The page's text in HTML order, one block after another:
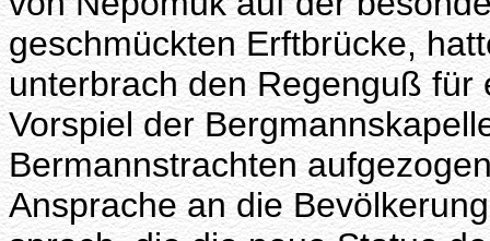
geschmückten Erftbrücke,
unterbrach den Regenguß
Vorspiel der
Bermannstrachten
Ansprache an die